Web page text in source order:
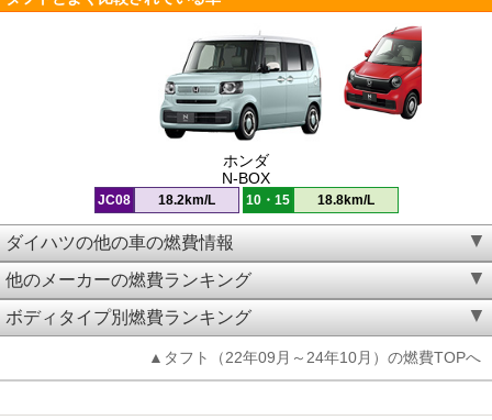
ホンダ
N-BOX
JC08 18.2km/L 10・15 18.8km/L
ダイハツの他の車の燃費情報
他のメーカーの燃費ランキング
ボディタイプ別燃費ランキング
▲タフト（22年09月～24年10月）の燃費TOPへ